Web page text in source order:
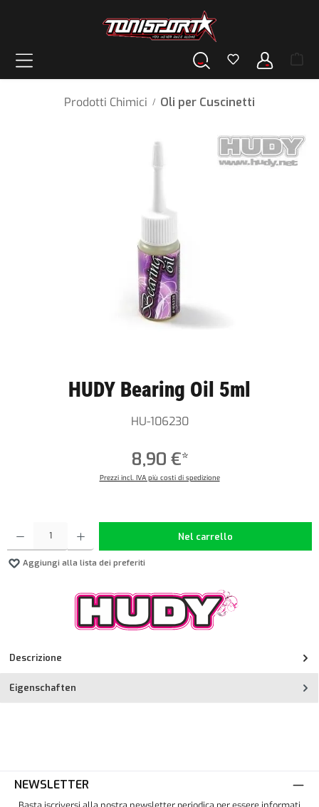
Prodotti Chimici / Oli per Cuscinetti
HUDY Bearing Oil 5ml
HU-106230
8,90 €*
Prezzi incl. IVA più costi di spedizione
Nel carrello
Aggiungi alla lista dei preferiti
Descrizione
Eigenschaften
NEWSLETTER